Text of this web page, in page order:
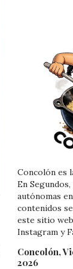
Concolón es
En
autónomas
contenidos
este sitio
Instagram y
Concolón,
2026